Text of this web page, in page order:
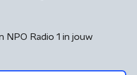
NPO Radio 1 in jouw